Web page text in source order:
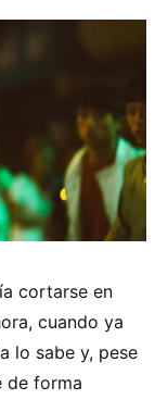
cortarse en
cuando ya
lo sabe y, pese
de forma